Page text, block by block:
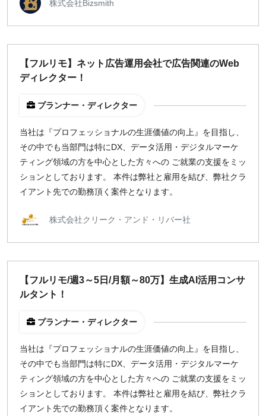
株式会社Bizsmith
【フルリモ】ネット広告運用会社で広告関連のWeb
ディレクター！
プランナー・ディレクター
当社は『プロフェッショナルの生涯価値の向上』を目指し、
その中でも当部門は特にDX、データ活用・デジタルマーケ
ティング領域の方を中心とした方々への ご就業の支援をミッ
ションとしております。 本件は弊社と雇用を結び、弊社クラ
イアント先での勤務頂く案件となります。
株式会社クリーク・アンド・リバー社
【フルリモ/週3～5日/月額～80万】生成AI活用コンサ
ルタント！
プランナー・ディレクター
当社は『プロフェッショナルの生涯価値の向上』を目指し、
その中でも当部門は特にDX、データ活用・デジタルマーケ
ティング領域の方を中心とした方々への ご就業の支援をミッ
ションとしております。 本件は弊社と雇用を結び、弊社クラ
イアント先での勤務頂く案件となります。